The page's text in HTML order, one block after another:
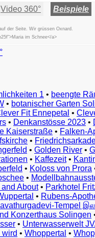
Video 360° Beispiele
der Seite. Wir grüssen Oxnard.
im Schnee</a>
1 • beengte
• botanischer Garten
Fit Ennepetal •
• Denkanstösse 2023 •
Kaiserstraße • Falken-
•
• Golden River •
• Kaffezeit•
• Koloss von Prora
•
and About• Parkhotel
• Rubens-
Tempel
Konzerthaus Solingen
• Unterwasserwelt
wird • Whoppertal •